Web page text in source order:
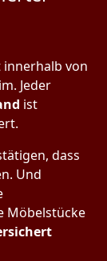
von
Jeder
ist
dass
Und
Möbelstücke